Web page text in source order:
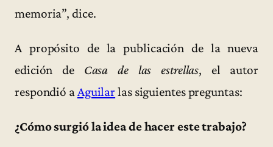
memoria”, dice.
A propósito de la publicación de la nueva
edición de Casa de las estrellas, el autor
respondió a Aguilar las siguientes preguntas:
¿Cómo surgió la idea de hacer este trabajo?